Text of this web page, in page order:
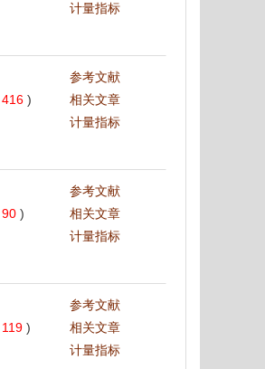
计量指标
416 )
参考文献
相关文章
计量指标
90 )
参考文献
相关文章
计量指标
119 )
参考文献
相关文章
计量指标